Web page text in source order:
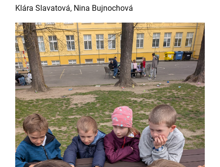
Klára Slavatová, Nina Bujnochová